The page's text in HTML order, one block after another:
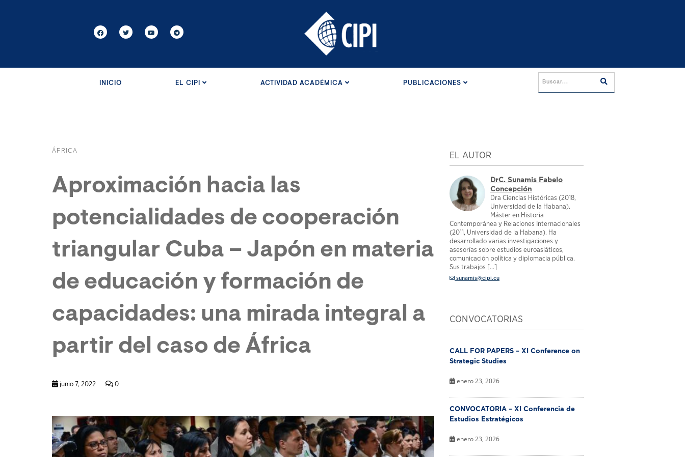
INICIO EL CIPI ACTIVIDAD ACADÉMICA PUBLICACIONES
ÁFRICA
Aproximación hacia las
potencialidades de cooperación
triangular Cuba – Japón en materia
de educación y formación de
capacidades: una mirada integral a
partir del caso de África
junio 7, 2022 0
EL AUTOR
DrC. Sunamis Fabelo
Concepción
Dra Ciencias Históricas (2018,
Universidad de la Habana).
Máster en Historia
Contemporánea y Relaciones Internacionales
(2011, Universidad de la Habana). Ha
desarrollado varias investigaciones y
asesorías sobre estudios euroasiáticos,
comunicación política y diplomacia pública.
Sus trabajos [...]
sunamis@cipi.cu
CONVOCATORIAS
CALL FOR PAPERS – XI Conference on
Strategic Studies
enero 23, 2026
CONVOCATORIA – XI Conferencia de
Estudios Estratégicos
enero 23, 2026